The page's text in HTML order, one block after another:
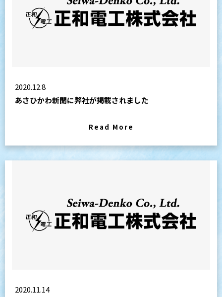
2020.12.8
あさひかわ新聞に弊社が掲載されました
Read More
2020.11.14